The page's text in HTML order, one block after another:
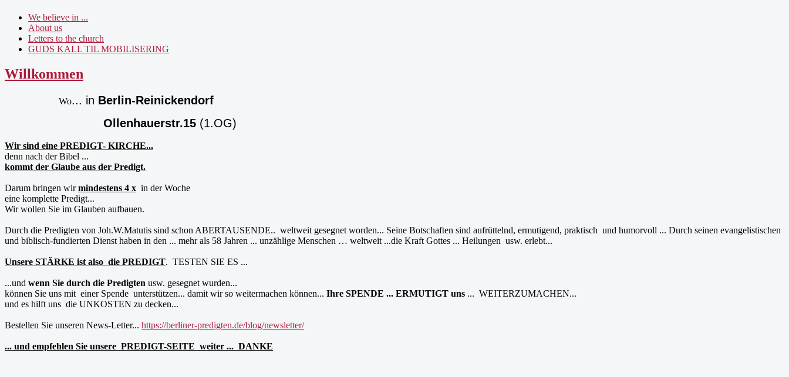
We believe in ...
About us
Letters to the church
GUDS KALL TIL MOBILISERING
Willkommen
Wo... in Berlin-Reinickendorf
Ollenhauerstr.15 (1.OG)
Wir sind eine PREDIGT- KIRCHE...
denn nach der Bibel ...
kommt der Glaube aus der Predigt.
Darum bringen wirmindestens 4 x in der Woche
eine komplette Predigt...
Wir wollen Sie im Glauben aufbauen.
Durch die Predigten von Joh.W.Matutis sind schon ABERTAUSENDE.. weltweit gesegnet worden... Seine Botschaften sind aufrüttelnd, ermutigend, praktisch und humorvoll ... Durch seinen evangelistischen
und biblisch-fundierten Dienst haben in den ... mehr als 58 Jahren ... unzählige Menschen … weltweit ...die Kraft Gottes ... Heilungen usw. erlebt...
Unsere STÄRKE ist also die PREDIGT. TESTEN SIE ES ...
...und wenn Sie durch die Predigten usw. gesegnet wurden...
können Sie uns mit einer Spende unterstützen... damit wir so weitermachen können... Ihre SPENDE ... ERMUTIGT uns ... WEITERZUMACHEN...
und es hilft uns die UNKOSTEN zu decken...
Bestellen Sie unseren News-Letter... https://berliner-predigten.de/blog/newsletter/
... und empfehlen Sie unsere PREDIGT-SEITE weiter ... DANKE